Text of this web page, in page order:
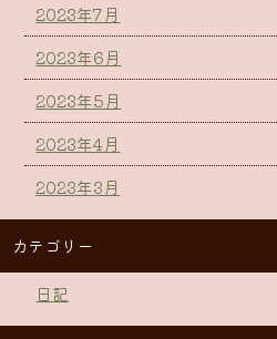
2023年7月
2023年6月
2023年5月
2023年4月
2023年3月
カテゴリー
日記